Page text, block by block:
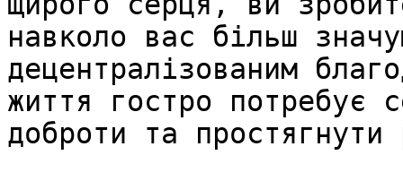
навколо вас більш
децентралізованим
життя гостро потребує
доброти та простягнути